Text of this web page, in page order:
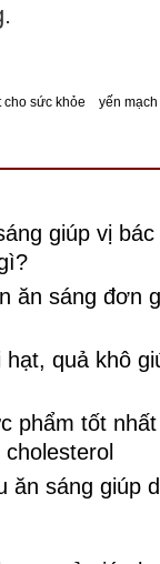
cho sức khỏe yến mạch
giúp vị
ăn sáng đơn
hạt, quả khô
phẩm tốt
ăn sáng giúp